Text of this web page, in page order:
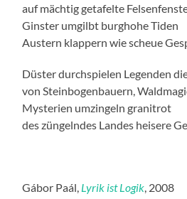
auf mächtig getafelte
Ginster umgilbt burghohe Tiden
Austern klappern wie scheue
Düster durchspielen Legenden
von Steinbogenbauern,
Mysterien umzingeln granitrot
des züngelndes Landes heisere
Gábor Paál, Lyrik ist Logik , 2008